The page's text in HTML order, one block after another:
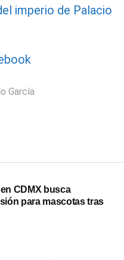
imperio de Palacio
García
CDMX busca
para mascotas tras